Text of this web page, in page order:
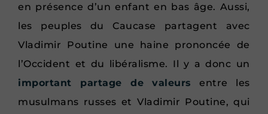
en présence d’un enfant en bas âge. Aussi,
les peuples du Caucase partagent avec
Vladimir Poutine une haine prononcée de
l’Occident et du libéralisme. Il y a donc un
important partage de valeurs
entre les
musulmans russes et Vladimir Poutine, qui